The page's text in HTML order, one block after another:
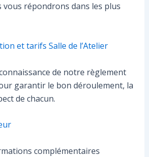
vous répondrons dans les plus
et tarifs Salle de l’Atelier
de notre règlement
garantir le bon déroulement, la
de chacun.
complémentaires